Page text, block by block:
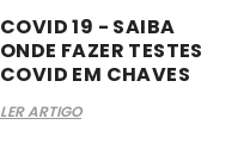
COVID 19 - SAIBA
ONDE FAZER TESTES
COVID EM CHAVES
LER ARTIGO